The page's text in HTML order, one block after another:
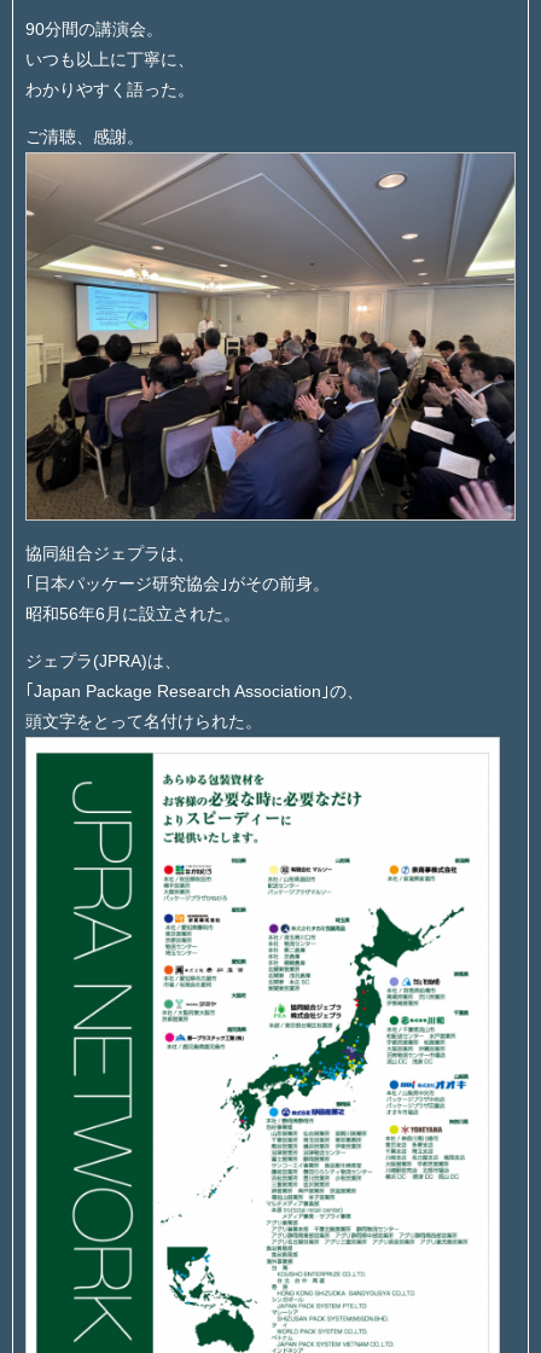
90分間の講演会。
いつも以上に丁寧に、
わかりやすく語った。
ご清聴、感謝。
協同組合ジェプラは、
｢日本パッケージ研究協会｣がその前身。
昭和56年6月に設立された。
ジェプラ(JPRA)は、
｢Japan Package Research Association｣の、
頭文字をとって名付けられた。